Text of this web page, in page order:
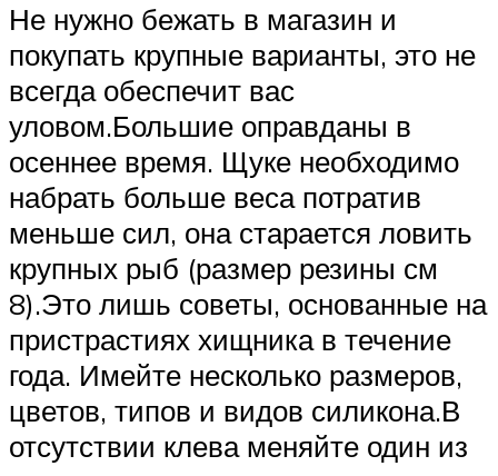
Не нужно бежать в магазин и
покупать крупные варианты, это не
всегда обеспечит вас
уловом.Большие оправданы в
осеннее время. Щуке необходимо
набрать больше веса потратив
меньше сил, она старается ловить
крупных рыб (размер резины см
8).Это лишь советы, основанные на
пристрастиях хищника в течение
года. Имейте несколько размеров,
цветов, типов и видов силикона.В
отсутствии клева меняйте один из